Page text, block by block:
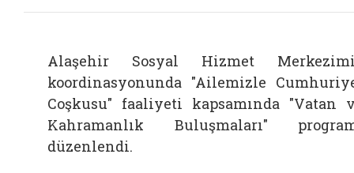
Alaşehir Sosyal Hizmet
koordinasyonunda "Ailemizle
Coşkusu" faaliyeti kapsamında "Vatan
Kahramanlık Buluşmaları"
düzenlendi.